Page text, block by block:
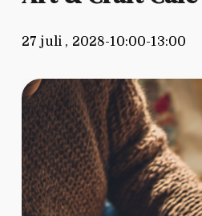
27 juli , 2028-10:00-13:00